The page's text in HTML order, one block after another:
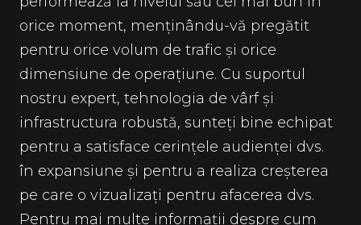
orice moment, menținându-vă pregătit
pentru orice volum de trafic și orice
dimensiune de operațiune. Cu suportul
nostru expert, tehnologia de vârf și
infrastructura robustă, sunteți bine echipat
pentru a satisface cerințele audienței dvs.
în expansiune și pentru a realiza creșterea
pe care o vizualizați pentru afacerea dvs.
Pentru mai multe informații despre cum